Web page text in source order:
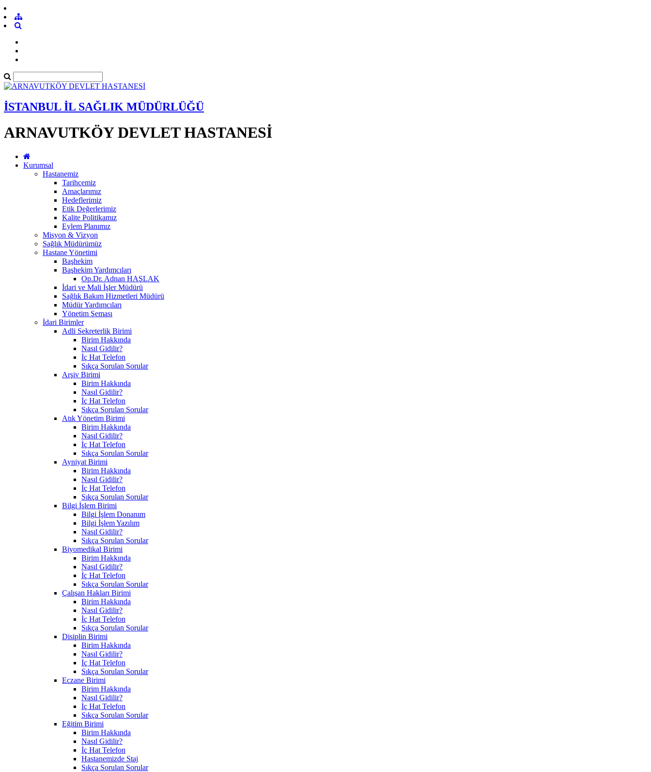
İSTANBUL İL SAĞLIK MÜDÜRLÜĞÜ
ARNAVUTKÖY DEVLET HASTANESİ
Kurumsal
Hastanemiz
Tarihçemiz
Amaçlarımız
Hedeflerimiz
Etik Değerlerimiz
Kalite Politikamız
Eylem Planımız
Misyon & Vizyon
Sağlık Müdürümüz
Hastane Yönetimi
Başhekim
Başhekim Yardımcıları
Op.Dr. Adnan HAŞLAK
İdari ve Mali İşler Müdürü
Sağlık Bakım Hizmetleri Müdürü
Müdür Yardımcıları
Yönetim Şeması
İdari Birimler
Adli Sekreterlik Birimi
Birim Hakkında
Nasıl Gidilir?
İç Hat Telefon
Sıkça Sorulan Sorular
Arşiv Birimi
Birim Hakkında
Nasıl Gidilir?
İç Hat Telefon
Sıkça Sorulan Sorular
Atık Yönetim Birimi
Birim Hakkında
Nasıl Gidilir?
İç Hat Telefon
Sıkça Sorulan Sorular
Ayniyat Birimi
Birim Hakkında
Nasıl Gidilir?
İç Hat Telefon
Sıkça Sorulan Sorular
Bilgi İşlem Birimi
Bilgi İşlem Donanım
Bilgi İşlem Yazılım
Nasıl Gidilir?
Sıkça Sorulan Sorular
Biyomedikal Birimi
Birim Hakkında
Nasıl Gidilir?
İç Hat Telefon
Sıkça Sorulan Sorular
Çalışan Hakları Birimi
Birim Hakkında
Nasıl Gidilir?
İç Hat Telefon
Sıkça Sorulan Sorular
Disiplin Birimi
Birim Hakkında
Nasıl Gidilir?
İç Hat Telefon
Sıkça Sorulan Sorular
Eczane Birimi
Birim Hakkında
Nasıl Gidilir?
İç Hat Telefon
Sıkça Sorulan Sorular
Eğitim Birimi
Birim Hakkında
Nasıl Gidilir?
İç Hat Telefon
Hastanemizde Staj
Sıkça Sorulan Sorular